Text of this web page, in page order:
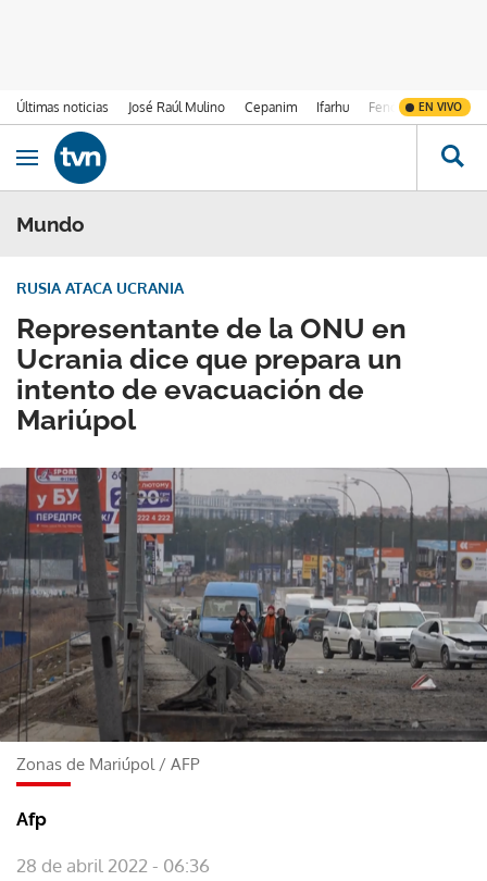
Últimas noticias José Raúl Mulino Cepanim Ifarhu Fenómeno de El
EN VIVO
Ir al contenido
Obrir navegació
Mundo
Representante de la ONU en
Ucrania dice que prepara un
intento de evacuación de
Mariúpol
RUSIA ATACA UCRANIA
Zonas de Mariúpol / AFP
Afp
28 de abril 2022 - 06:36